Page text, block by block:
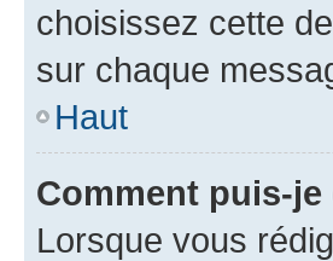
choisissez cette
sur chaque
Haut
Comment puis-
Lorsque vous